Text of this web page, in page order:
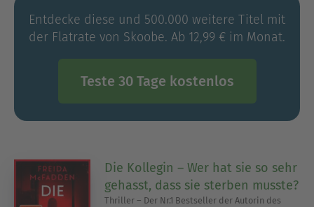
Entdecke diese und 500.000 weitere Titel mit
der Flatrate von Skoobe. Ab 12,99 € im Monat.
Teste 30 Tage kostenlos
Die Kollegin – Wer hat sie so sehr
gehasst, dass sie sterben musste?
Thriller – Der Nr.1 Bestseller der Autorin des